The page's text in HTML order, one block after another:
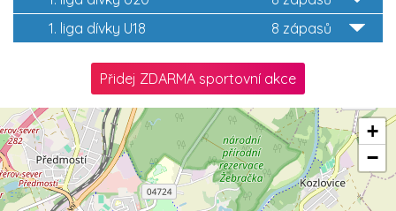
8 zápasů
1. liga dívky U18
Přidej ZDARMA sportovní akce
+
−